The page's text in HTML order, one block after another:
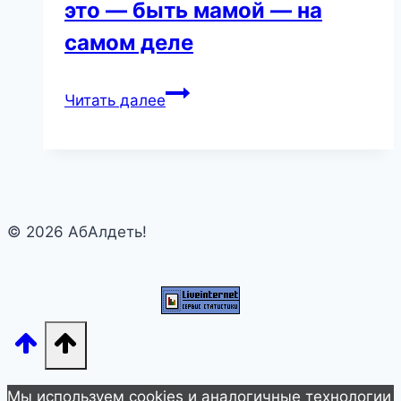
это — быть мамой — на
самом деле
Читать далееВот
каково
это
мамой
© 2026 АбАлдеть!
Мы используем cookies и аналогичные технологии